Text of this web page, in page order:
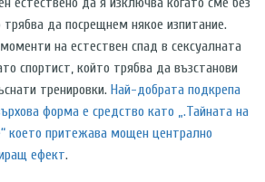
трябва да посрещнем някое изпитание.
на естествен спад в сексуалната
спортист, който трябва да възстанови
тренировки. Най-добрата подкрепа
форма е средство като „.Тайната на
което притежава мощен централно
ефект.